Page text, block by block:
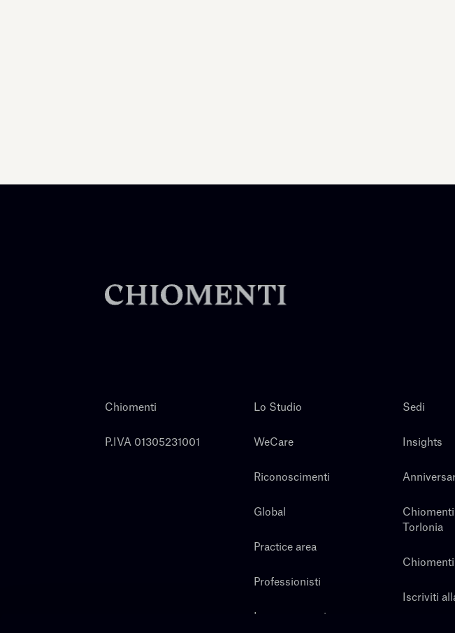
Chiomenti
P.IVA 01305231001
Lo Studio
WeCare
Riconoscimenti
Global
Practice area
Professionisti
Lavora con noi
Sedi
Insights
Torlonia
Iscriviti